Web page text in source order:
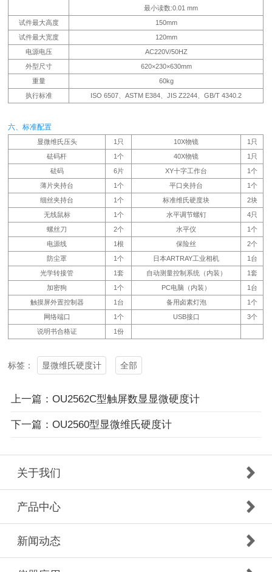
最小读数:0.01 mm
试件最大高度
150mm
试件最大宽度
120mm
电源电压
AC220V/50HZ
外型尺寸
620×230×630mm
重量
60kg
执行标准
ISO 6507、ASTM E384、JIS Z2244、GB/T 4340.2
六、标准配置
显微维氏压头 1只 10X物镜
1只
砝码杆
1个 40X物镜
1只
砝码
6片 XY十字工作台
1个
薄片夹持台
1个 平口夹持台
1个
细丝夹持台
1个 标准维氏硬度块
2块
无线鼠标
1个 水平调节螺钉
4只
螺丝刀
2个 水平仪
1个
电源线
1根 保险丝
2个
防尘罩
1个 日本ARTRAY工业相机
1台
光学转接管
1套 自动测量控制系统（内装）
1套
加密狗
1个 PC电脑（内装）
1台
触摸屏外置控制器
1台 备用卤素灯泡
1个
网络端口
1个 USB接口
3个
说明书合格证
1份
标签： 显微维氏硬度计 全部
上一篇：OU2562C型触屏数显显微硬度计
下一篇：OU2560型显微维氏硬度计
关于我们
产品中心
新闻动态